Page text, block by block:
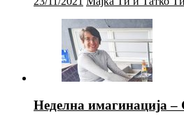
Неделна имагинација